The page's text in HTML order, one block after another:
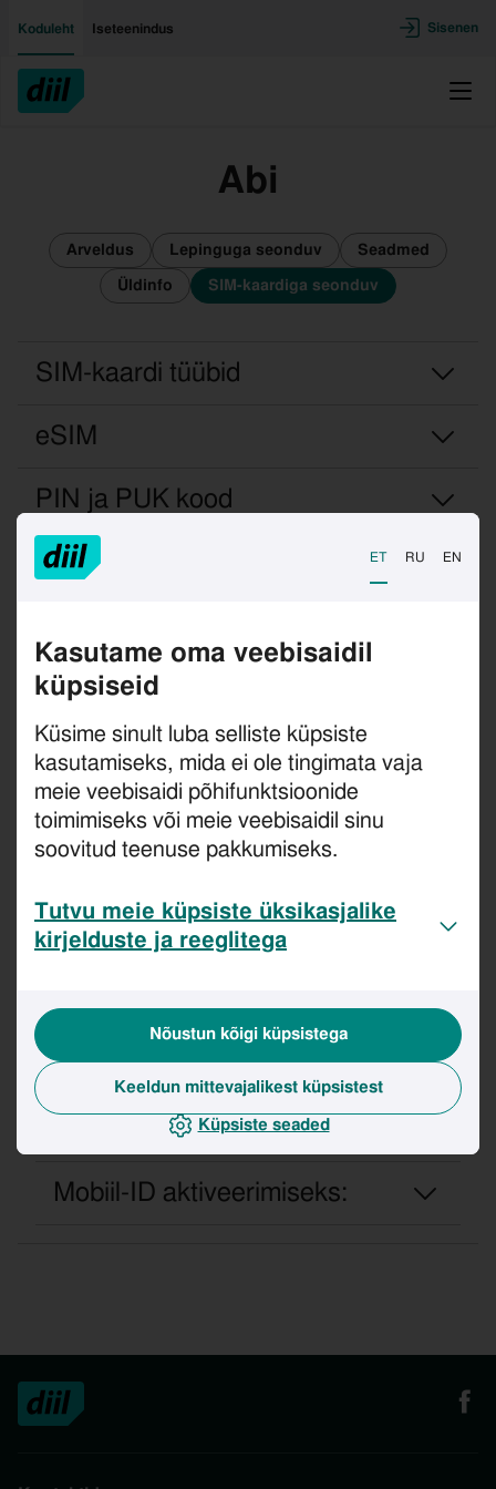
ET RU EN
Kasutame oma veebisaidil
küpsiseid
Küsime sinult luba selliste küpsiste
kasutamiseks, mida ei ole tingimata vaja
meie veebisaidi põhifunktsioonide
toimimiseks või meie veebisaidil sinu
soovitud teenuse pakkumiseks.
Tutvu meie küpsiste üksikasjalike
kirjelduste ja reeglitega
Nõustun kõigi küpsistega
Keeldun mittevajalikest küpsistest
Küpsiste seaded
Koduleht
Iseteenindus Sisenen
Abi
Arveldus Lepinguga seonduv Seadmed
Üldinfo SIM-kaardiga seonduv
SIM-kaardi tüübid
eSIM
PIN ja PUK kood
SIM-kaardi toimingud kadumise
Mobiil-ID teenuse tellimine
Mobiil-ID teenuse lõpetamine
Mobiil-ID aegub/on aegunud,
kuidas teenust jätkata
aeguvad?
teavitame sind SMSiga
Kui oled uue SIM-kaardi kätte
saanud, vormista
kaardivahetus:
Mobiil-ID aktiveerimiseks: